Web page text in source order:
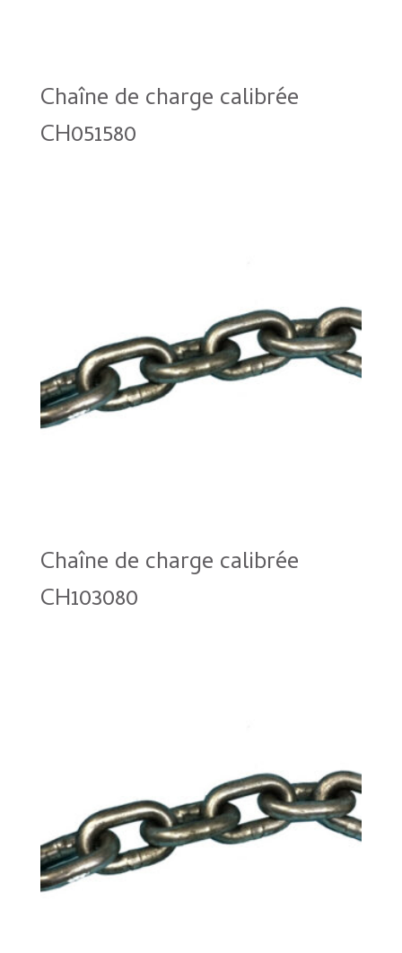
Chaîne de charge calibrée
CH051580
Chaîne de charge calibrée
CH103080